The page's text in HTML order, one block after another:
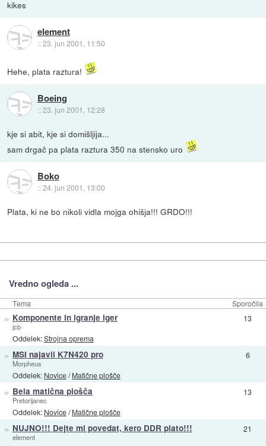
kikes
element
::23. jun 2001, 11:50
Hehe, plata raztura!
Boeing
::23. jun 2001, 12:28
kje si abit, kje si domišljija...
sam drgač pa plata raztura 350 na stensko uro
Boko
::24. jun 2001, 13:00
Plata, ki ne bo nikoli vidla mojga ohišja!!! GRDO!!!
Vredno ogleda ...
Tema Sporočila
» Komponente in igranje iger
jcb
Oddelek:Strojna oprema
13
» MSI najavil K7N420 pro
Morpheus
Oddelek: Novice/Matične plošče
6
» Bela matična plošča
Pretorijanec
Oddelek: Novice/Matične plošče
13
» NUJNO!!! Dejte mi povedat, kero DDR plato!!!
element
21